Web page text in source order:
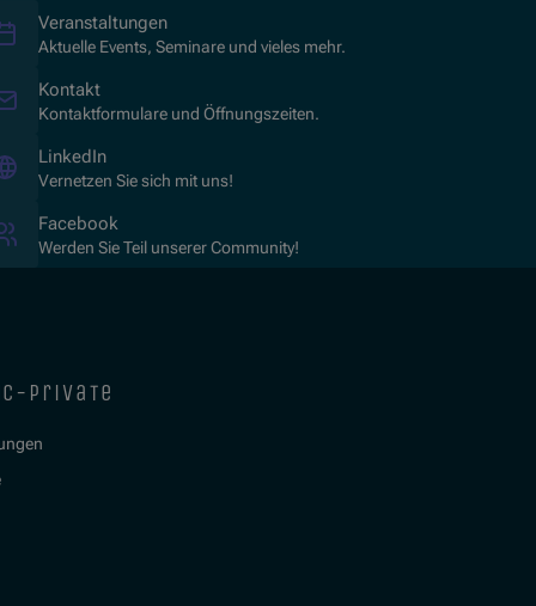
Veranstaltungen
Aktuelle Events, Seminare und vieles mehr.
Kontakt
Kontaktformulare und Öffnungszeiten.
LinkedIn(Öffnet in neuem Fenster)
Vernetzen Sie sich mit uns!
Facebook
Werden Sie Teil unserer Community!
private